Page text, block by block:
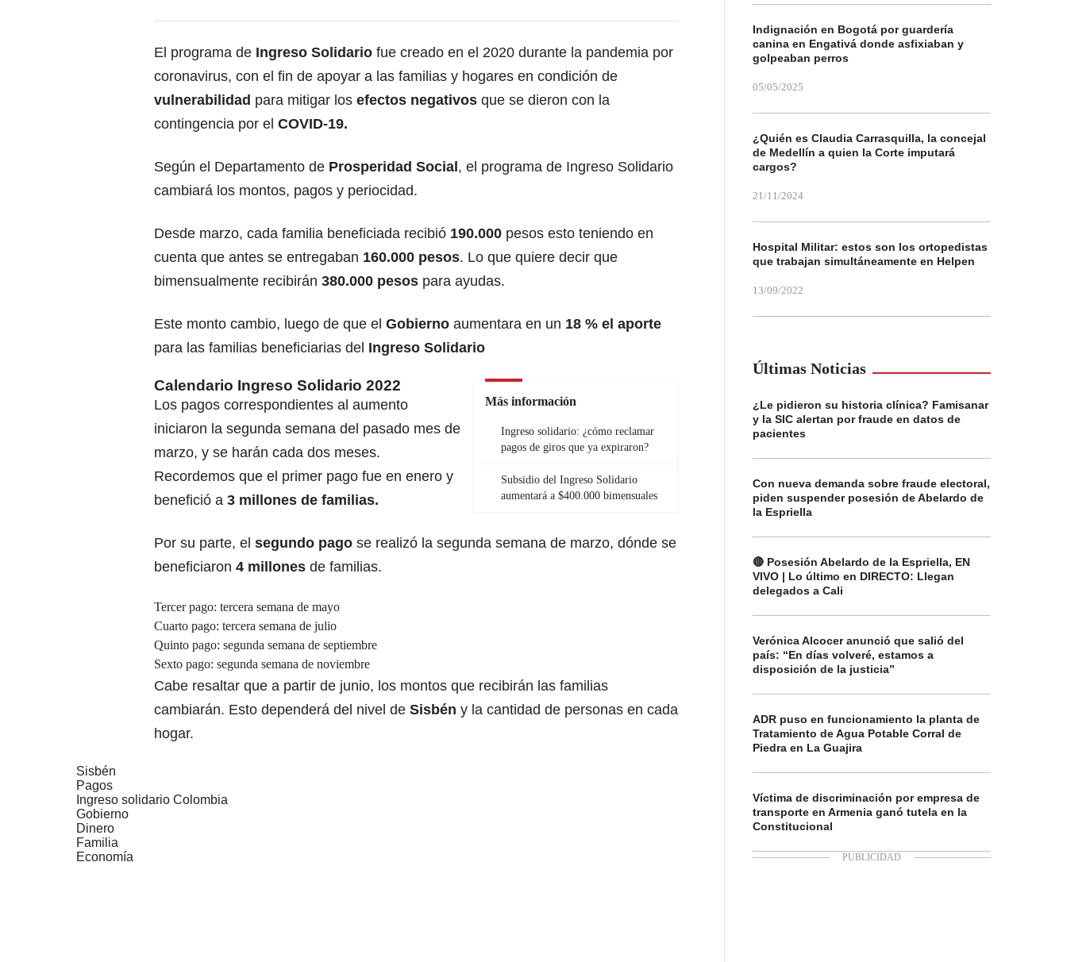
El programa de Ingreso Solidario fue creado en el 2020 durante la pandemia por
coronavirus, con el fin de apoyar a las familias y hogares en condición de
vulnerabilidad para mitigar los efectos negativos que se dieron con la
contingencia por el COVID-19.
Según el Departamento de Prosperidad Social , el programa de Ingreso Solidario
cambiará los montos, pagos y periocidad.
Desde marzo, cada familia beneficiada recibió 190.000 pesos esto teniendo en
cuenta que antes se entregaban 160.000 pesos. Lo que quiere decir que
bimensualmente recibirán 380.000 pesos para ayudas.
Este monto cambio, luego de que el Gobierno aumentara en un 18 % el aporte
para las familias beneficiarias del Ingreso Solidario
Más información
Ingreso solidario: ¿cómo reclamar
pagos de giros que ya expiraron?
Subsidio del Ingreso Solidario
aumentará a $400.000 bimensuales
Calendario Ingreso Solidario 2022
Los pagos correspondientes al aumento
iniciaron la segunda semana del pasado mes de
marzo, y se harán cada dos meses.
Recordemos que el primer pago fue en enero y
benefició a 3 millones de familias.
Por su parte, el segundo pago se realizó la segunda semana de marzo, dónde se
beneficiaron 4 millones de familias.
Tercer pago: tercera semana de mayo
Cuarto pago: tercera semana de julio
Quinto pago: segunda semana de septiembre
Sexto pago: segunda semana de noviembre
Cabe resaltar que a partir de junio, los montos que recibirán las familias
cambiarán. Esto dependerá del nivel de Sisbén y la cantidad de personas en cada
hogar.
Sisbén
Pagos
Ingreso solidario Colombia
Gobierno
Dinero
Familia
Economía
Indignación en Bogotá por guardería
canina en Engativá donde asfixiaban y
golpeaban perros
05/05/2025
¿Quién es Claudia Carrasquilla, la concejal
de Medellín a quien la Corte imputará
cargos?
21/11/2024
Hospital Militar: estos son los ortopedistas
que trabajan simultáneamente en Helpen
13/09/2022
Últimas Noticias
¿Le pidieron su historia clínica? Famisanar
y la SIC alertan por fraude en datos de
pacientes
Con nueva demanda sobre fraude electoral,
piden suspender posesión de Abelardo de
la Espriella
🔴 Posesión Abelardo de la Espriella, EN
VIVO | Lo último en DIRECTO: Llegan
delegados a Cali
Verónica Alcocer anunció que salió del
país: “En días volveré, estamos a
disposición de la justicia”
ADR puso en funcionamiento la planta de
Tratamiento de Agua Potable Corral de
Piedra en La Guajira
Víctima de discriminación por empresa de
transporte en Armenia ganó tutela en la
Constitucional